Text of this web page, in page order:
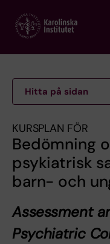
main
Hitta på sidan
KURSPLAN FÖR
Bedömning
psykiatrisk
barn- och
Assessment
Psychiatric